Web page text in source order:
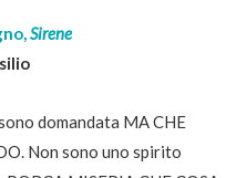
Sirene
domandata MA CHE
Non sono uno spirito